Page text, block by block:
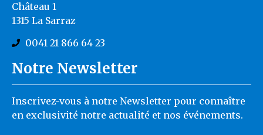
Château 1
1315 La Sarraz
0041 21 866 64 23
Notre Newsletter
Inscrivez-vous à notre Newsletter pour connaître
en exclusivité notre actualité et nos événements.